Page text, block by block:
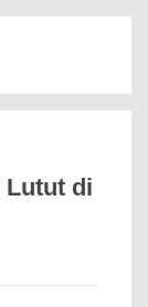
Lutut di